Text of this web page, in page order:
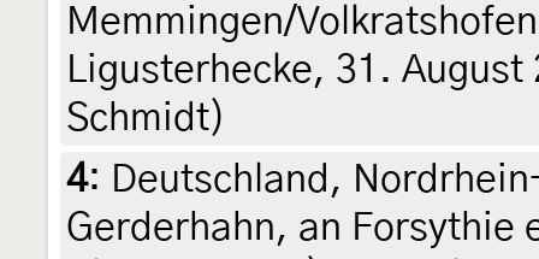
Memmingen/
Ligusterhecke, 31.
Schmidt)
4: Deutschland,
Gerderhahn, an Forsythie